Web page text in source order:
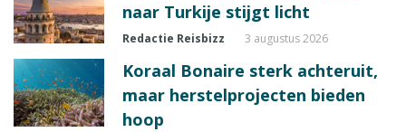
naar Turkije stijgt licht
Redactie Reisbizz 3 augustus 2026
Koraal Bonaire sterk achteruit,
maar herstelprojecten bieden
hoop